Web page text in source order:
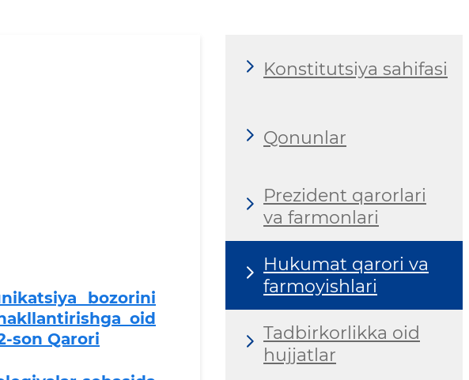
bozorini
oid
son Qarori
Konstitutsiya sahifasi
Qonunlar
Prezident qarorlari
va farmonlari
Hukumat qarori va
farmoyishlari
Tadbirkorlikka oid
hujjatlar